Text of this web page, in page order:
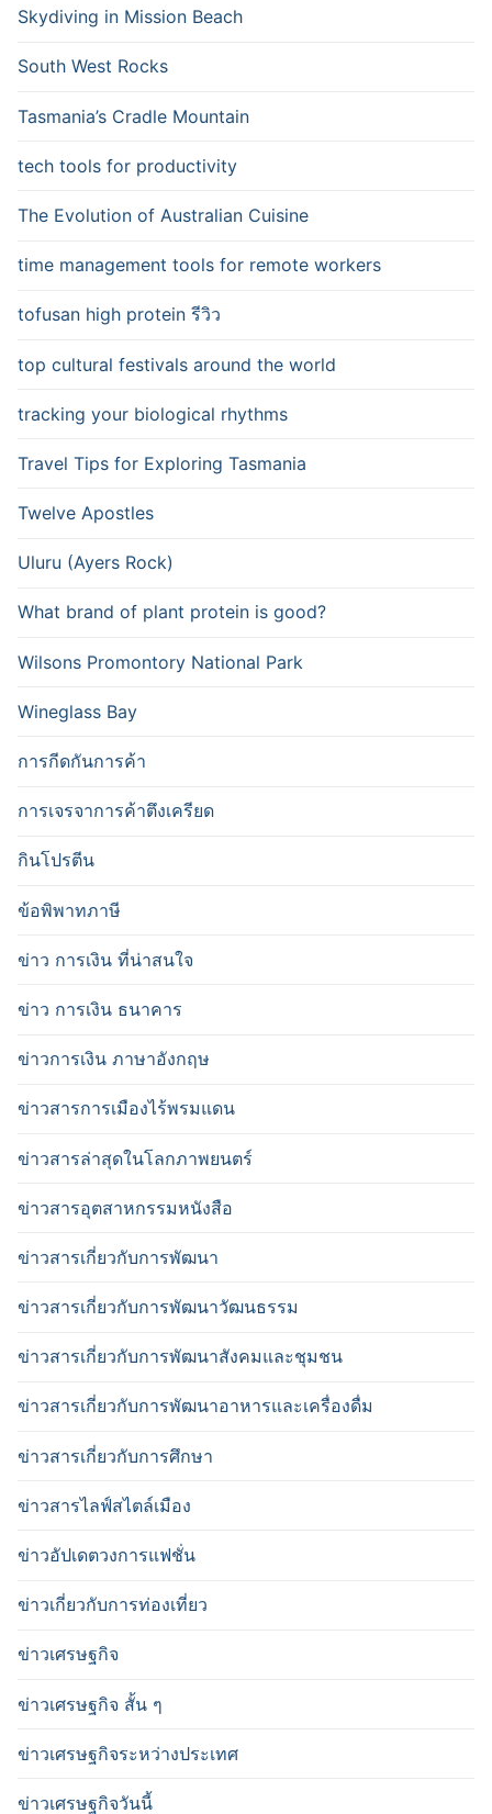
Skydiving in Mission Beach
South West Rocks
Tasmania’s Cradle Mountain
tech tools for productivity
The Evolution of Australian Cuisine
time management tools for remote workers
tofusan high protein รีวิว
top cultural festivals around the world
tracking your biological rhythms
Travel Tips for Exploring Tasmania
Twelve Apostles
Uluru (Ayers Rock)
What brand of plant protein is good?
Wilsons Promontory National Park
Wineglass Bay
การกีดกันการค้า
การเจรจาการค้าตึงเครียด
กินโปรตีน
ข้อพิพาทภาษี
ข่าว การเงิน ที่น่าสนใจ
ข่าว การเงิน ธนาคาร
ข่าวการเงิน ภาษาอังกฤษ
ข่าวสารการเมืองไร้พรมแดน
ข่าวสารล่าสุดในโลกภาพยนตร์
ข่าวสารอุตสาหกรรมหนังสือ
ข่าวสารเกี่ยวกับการพัฒนา
ข่าวสารเกี่ยวกับการพัฒนาวัฒนธรรม
ข่าวสารเกี่ยวกับการพัฒนาสังคมและชุมชน
ข่าวสารเกี่ยวกับการพัฒนาอาหารและเครื่องดื่ม
ข่าวสารเกี่ยวกับการศึกษา
ข่าวสารไลฟ์สไตล์เมือง
ข่าวอัปเดตวงการแฟชั่น
ข่าวเกี่ยวกับการท่องเที่ยว
ข่าวเศรษฐกิจ
ข่าวเศรษฐกิจ สั้น ๆ
ข่าวเศรษฐกิจระหว่างประเทศ
ข่าวเศรษฐกิจวันนี้